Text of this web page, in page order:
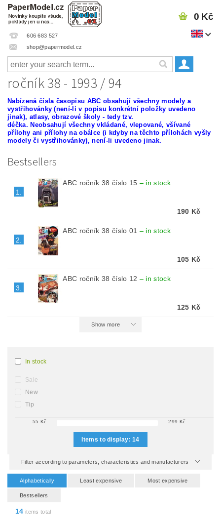
606 683 527
shop@papermodel.cz
0 Kč
ročník 38 - 1993 / 94
Nabízená čísla časopisu ABC obsahují všechny modely a
vystřihovánky (není-li v popisu konkrétní položky uvedeno
jinak), atlasy, obrazové školy - tedy tzv.
déčka. Neobsahují všechny vkládané, vlepované, všívané
přílohy ani přílohy na obálce (i kdyby na těchto přílohách vyšly
modely či vystřihovánky), není-li uvedeno jinak.
Bestsellers
1.
ABC ročník 38 číslo 15 – in stock
190 Kč
2.
ABC ročník 38 číslo 01 – in stock
105 Kč
3.
ABC ročník 38 číslo 12 – in stock
125 Kč
Show more
In stock
Sale
New
Tip
55 Kč 299 Kč
Items to display:14
Filter according to parameters, characteristics and manufacturers
Alphabetically Least expensive Most expensive
Bestsellers
14 items total